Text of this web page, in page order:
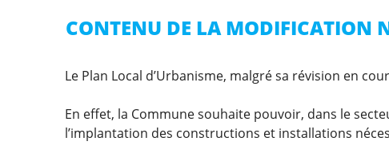
CONTENU DE LA MODIFICATION
Le Plan Local d’Urbanisme, malgré sa révision en
En effet, la Commune souhaite pouvoir, dans le
l’implantation des constructions et installations